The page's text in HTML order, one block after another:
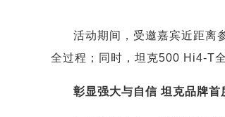
活动期间，受邀嘉宾近距离
全过程；同时，坦克500 Hi4-T
彰显强大与自信 坦克品牌首